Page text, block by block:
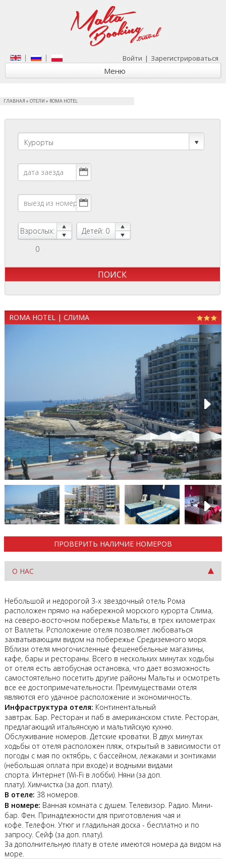
Войти | Зарегистрироваться
Меню
ГЛАВНАЯ » ОТЕЛИ » ROMA HOTEL
Курорты
Взрослых:
0
Детей: 0
ROMA HOTEL | СЛИМА
ПРОВЕРИТЬ НАЛИЧИЕ НОМЕРОВ
О НАС
Небольшой и недорогой 3-х звездочный отель Рома
расположен прямо на набережной морского курорта Слима,
на северо-восточном побережье Мальты, в трех километрах
от Валлеты. Рсположение отеля позволяет любоваться
захватывающим видом на побережье Средиземного моря.
Вблизи отеля многочисленные фешенебельные магазины,
кафе, бары и рестораны. Всего в нескольких минутах ходьбы
от отеля есть автобусная остановка, что дает возможность
самостоятельно посетить другие районы Мальты и осмотреть
все ее достопримечательности. Преимуществами отеля
являются его удачное расположение и экономичность.
Инфраструктура отеля: Континентальный
завтрак. Бар. Ресторан и паб в американском стиле. Ресторан,
предлагающий итальянскую и мальтийскую кухню.
Обслуживание номеров. Детские кроватки. В двух минутах
ходьбы от отеля расположен пляж, открытый в зависимости от
погоды с мая по октябрь, с бассейном, лежаками и зонтиками
(небольшая оплата при входе) и водными видами
спорта. Интернет (Wi-Fi в лобби). Няни (за доп.
плату). Химчистка (за доп. плату).
В отеле: 38 номеров.
В номере: Ванная комната с душем. Телевизор. Радио. Мини-
бар. Фен. Принадлежности для приготовления чая и
кофе. Телефон. Утюг и гладильная доска - бесплатно и по
запросу. Сейф (за доп. плату).
За дополнительную плату в отеле имеются номера да видом на
море.